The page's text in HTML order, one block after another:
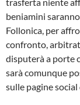
beniamini
Follonica, per
confronto,
disputerà a porte
sarà comunque
sulle pagine